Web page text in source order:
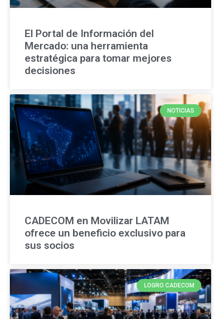
El Portal de Información del
Mercado: una herramienta
estratégica para tomar mejores
decisiones
NOTICIAS
CADECOM en Movilizar LATAM
ofrece un beneficio exclusivo para
sus socios
LOGRO CADECOM